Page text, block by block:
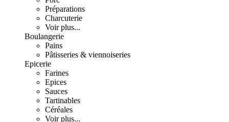
Préparations
Charcuterie
Voir plus...
Boulangerie
Pains
Pâtisseries & viennoiseries
Epicerie
Farines
Epices
Sauces
Tartinables
Céréales
Voir plus...